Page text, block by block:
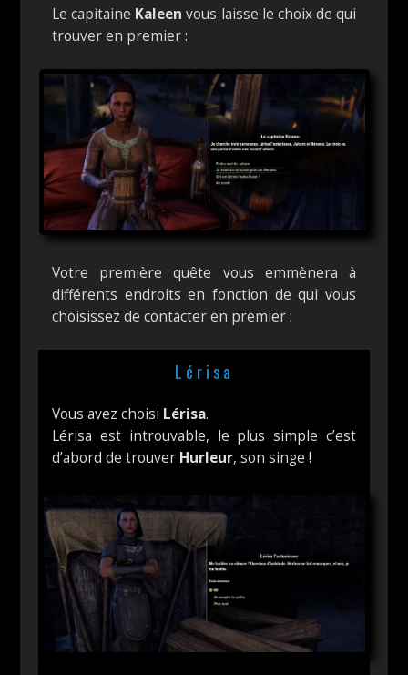
Le capitaine Kaleenvous laisse le choix de qui
trouver en premier :
Votre première quête vous emmènera à
différents endroits en fonction de qui vous
choisissez de contacter en premier :
Lérisa
Vous avez choisi Lérisa.
Lérisa est introuvable, le plus simple c’est
d’abord de trouver Hurleur, son singe !